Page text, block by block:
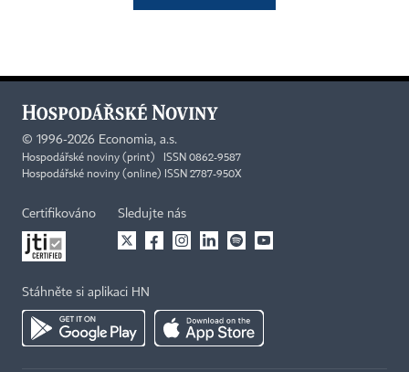
© 1996-2026 Economia, a.s.
Hospodářské noviny (print) ISSN 0862-9587
Hospodářské noviny (online) ISSN 2787-950X
Certifikováno Sledujte nás
Stáhněte si aplikaci HN